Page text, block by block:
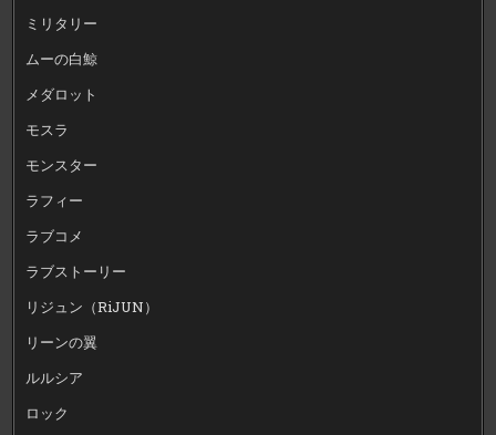
ミリタリー
ムーの白鯨
メダロット
モスラ
モンスター
ラフィー
ラブコメ
ラブストーリー
リジュン（RiJUN）
リーンの翼
ルルシア
ロック